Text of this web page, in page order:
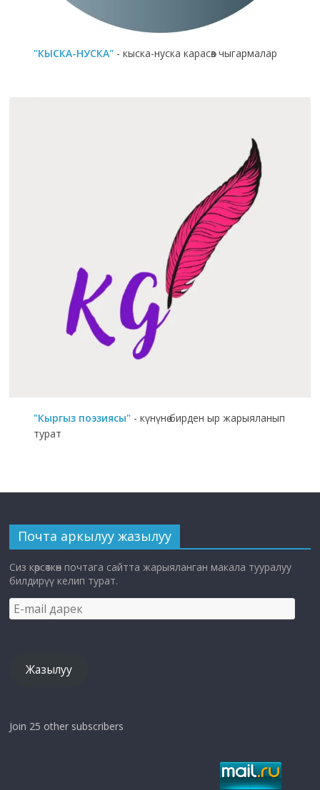
"КЫСКА-НУСКА" - кыска-нуска карасөз чыгармалар
"Кыргыз поэзиясы" - күнүнө бирден ыр жарыяланып
турат
Почта аркылуу жазылуу
Сиз көрсөткөн почтага сайтта жарыяланган макала тууралуу
билдирүү келип турат.
E-
mail
Жазылуу
Join 25 other subscribers